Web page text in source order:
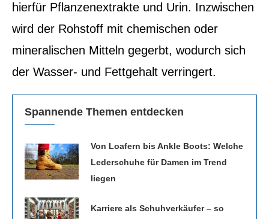
hierfür Pflanzenextrakte und Urin. Inzwischen
wird der Rohstoff mit chemischen oder
mineralischen Mitteln gegerbt, wodurch sich
der Wasser- und Fettgehalt verringert.
Spannende Themen entdecken
Von Loafern bis Ankle Boots: Welche
Lederschuhe für Damen im Trend
liegen
Karriere als Schuhverkäufer – so